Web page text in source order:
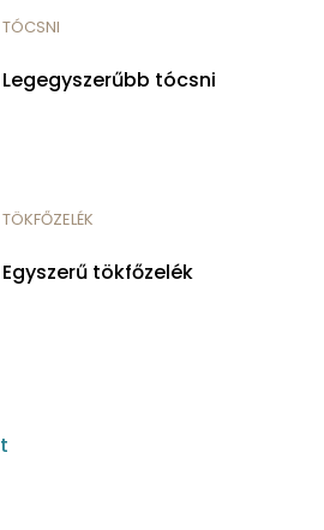
TÓCSNI
Legegyszerűbb tócsni
TÖKFŐZELÉK
Egyszerű tökfőzelék